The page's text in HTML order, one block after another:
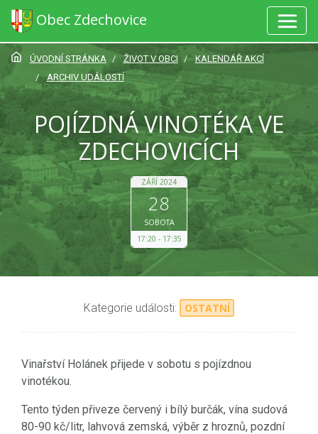
Obec Zdechovice
ÚVODNÍ STRÁNKA ŽIVOT V OBCI
KALENDÁŘ AKCÍ
ARCHIV UDÁLOSTÍ
POJÍZDNÁ VINOTÉKA VE
ZDECHOVICÍCH
ZÁŘÍ 2024
28
SOBOTA
17:20
17:35
Kategorie události: OSTATNÍ
Vinařství Holánek přijede v sobotu s pojízdnou
vinotékou.
Tento týden přiveze červený i bílý burčák, vína sudová
80-90 kč/litr, lahvová zemská, výběr z hroznů, pozdní